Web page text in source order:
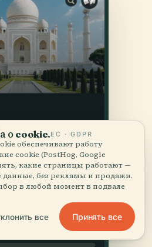
о cookie.ЕС · GDPR
обеспечивают работу
cookie (PostHog, Google
какие страницы работают —
данные, без рекламы и продажи.
в любой момент в подвале
все Принять все